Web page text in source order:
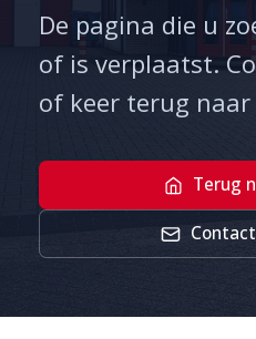
De pagina die u
of is verplaatst.
of keer terug
Terug